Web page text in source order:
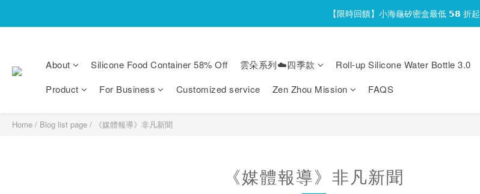
官網會員首次下單現折 $𝟏𝟎𝟎 元❕
【限時回饋】小海龜矽密盒最低 𝟱𝟴 折起
About Silicone Food Container 58% Off 雲朵系列☁️四季款 Roll-up Silicone Water Bottle 3.0
Product
For Business Customized service Zen Zhou Mission FAQS
Home / Blog list page / 《媒體報導》非凡新聞
《媒體報導》非凡新聞